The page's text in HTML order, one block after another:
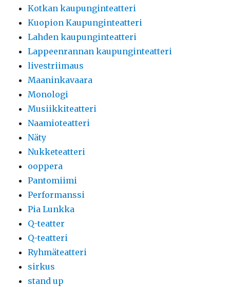
Kotkan kaupunginteatteri
Kuopion Kaupunginteatteri
Lahden kaupunginteatteri
Lappeenrannan kaupunginteatteri
livestriimaus
Maaninkavaara
Monologi
Musiikkiteatteri
Naamioteatteri
Näty
Nukketeatteri
ooppera
Pantomiimi
Performanssi
Pia Lunkka
Q-teatter
Q-teatteri
Ryhmäteatteri
sirkus
stand up